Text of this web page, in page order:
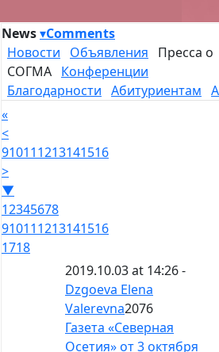
News▾Comments
Новости
Объявления Пресса о
СОГМА Конференции
Благодарности Абитуриентам
«
<
910111213141516
>
▼
12345678
910111213141516
1718
2019.10.03 at 14:26 -
Dzgoeva Elena
Valerevna2076
Газета «Северная
Осетия» от 3 октября